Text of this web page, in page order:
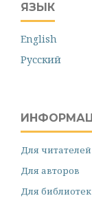
ЯЗЫК
English
Русский
Для читателей
Для авторов
Для библиотек